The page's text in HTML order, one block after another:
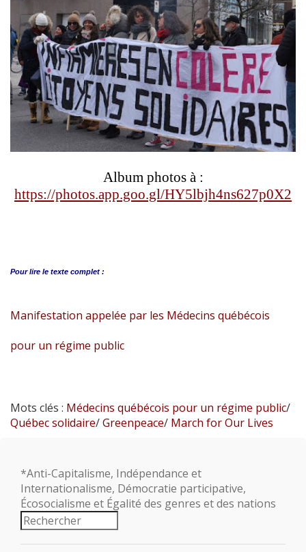
Album photos à :
https://photos.app.goo.gl/HY5lbjh4ns627p0X2
Pour lire le texte complet :
Manifestation appelée par les Médecins québécois
pour un régime public
Mots clés : Médecins québécois pour un régime public/
Québec solidaire/Greenpeace/ March for Our Lives
*Anti-Capitalisme, Indépendance et
Internationalisme, Démocratie participative,
Écosocialisme et Égalité des genres et des nations